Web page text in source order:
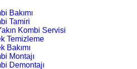
Bakımı
Tamiri
Kombi Servisi
Temizleme
Bakımı
Montajı
Demontajı